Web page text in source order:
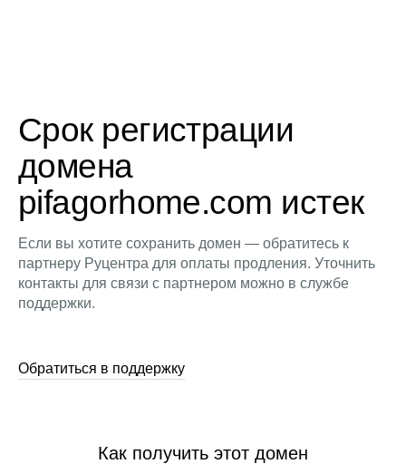
Срок регистрации
домена
pifagorhome.com истек
Если вы хотите сохранить домен — обратитесь к
партнеру Руцентра для оплаты продления. Уточнить
контакты для связи с партнером можно в службе
поддержки.
Обратиться в поддержку
Как получить этот домен